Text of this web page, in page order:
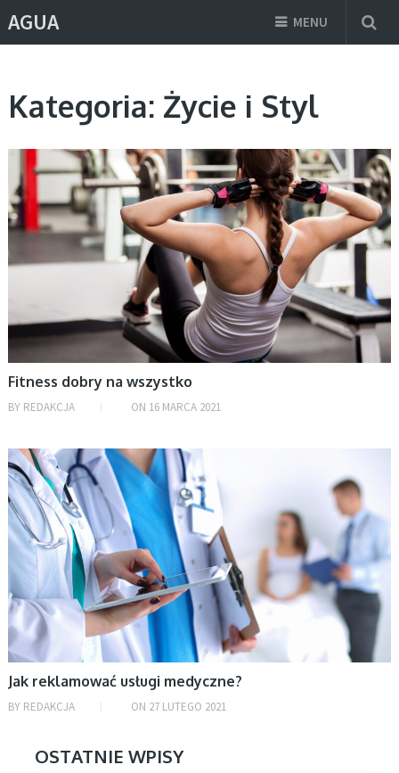
AGUA MENU
Kategoria: Życie i Styl
ZDROWIE I URODA, ŻYCIE I STYL
Fitness dobry na wszystko
BY REDAKCJA ON 16 MARCA 2021
OGŁOSZENIA, ŻYCIE I STYL
Jak reklamować usługi medyczne?
BY REDAKCJA ON 27 LUTEGO 2021
OSTATNIE WPISY